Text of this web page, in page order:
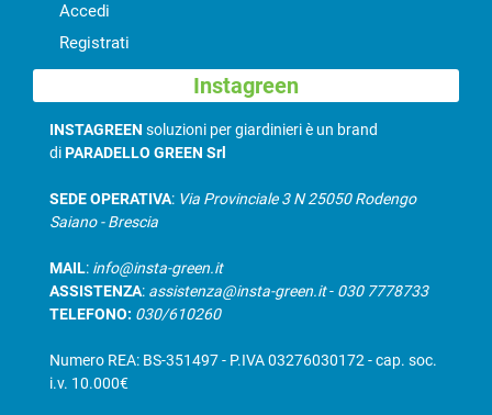
Accedi
Registrati
Instagreen
INSTAGREEN soluzioni per giardinieri è un brand
diPARADELLO GREEN Srl
SEDE OPERATIVA: Via Provinciale 3 N 25050 Rodengo
Saiano - Brescia
MAIL: info@insta-green.it
ASSISTENZA: assistenza@insta-green.it- 030 7778733
TELEFONO: 030/610260
Numero REA: BS-351497 - P.IVA 03276030172 - cap. soc.
i.v. 10.000€